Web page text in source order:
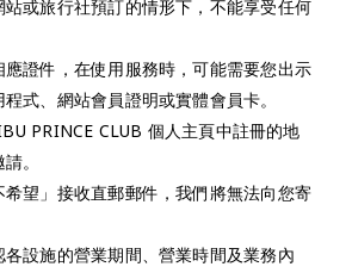
或旅行社預訂的情形下，不能享受任何
證件，在使用服務時，可能需要您出示
式、網站會員證明或實體會員卡。
PRINCE CLUB 個人主頁中註冊的地
。
望」接收直郵郵件，我們將無法向您寄
設施的營業期間、營業時間及業務內